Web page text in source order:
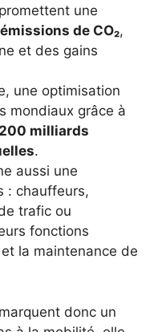
une
émissions de CO₂,
et des gains
une optimisation
mondiaux grâce à
milliards
.
aussi une
: chauffeurs,
trafic ou
fonctions
la maintenance de
donc un